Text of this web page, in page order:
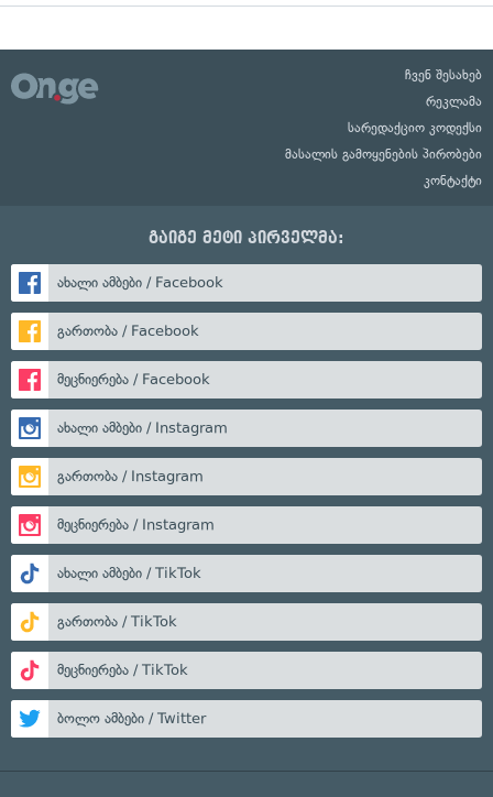
ჩვენ შესახებ
რეკლამა
სარედაქციო კოდექსი
მასალის გამოყენების პირობები
კონტაქტი
გაიგე მეტი პირველმა:
ახალი ამბები / Facebook
გართობა / Facebook
მეცნიერება / Facebook
ახალი ამბები / Instagram
გართობა / Instagram
მეცნიერება / Instagram
ახალი ამბები / TikTok
გართობა / TikTok
მეცნიერება / TikTok
ბოლო ამბები / Twitter